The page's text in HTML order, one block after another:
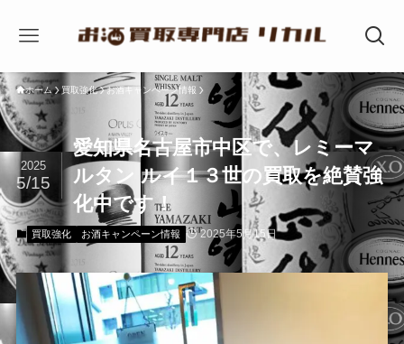
ホーム 買取強化 お酒キャンペーン情報
愛知県名古屋市中区で、レミーマ
ルタン ルイ１３世の買取を絶賛強
化中です！
2025
5/15
買取強化 お酒キャンペーン情報 2025年5月15日